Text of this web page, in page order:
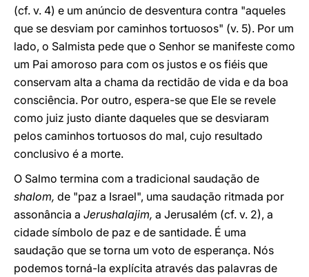
(cf. v. 4) e um anúncio de desventura contra "aqueles
que se desviam por caminhos tortuosos" (v. 5). Por um
lado, o Salmista pede que o Senhor se manifeste como
um Pai amoroso para com os justos e os fiéis que
conservam alta a chama da rectidão de vida e da boa
consciência. Por outro, espera-se que Ele se revele
como juiz justo diante daqueles que se desviaram
pelos caminhos tortuosos do mal, cujo resultado
conclusivo é a morte.
O Salmo termina com a tradicional saudação de
shalom, de "paz a Israel", uma saudação ritmada por
assonância a Jerushalajim, a Jerusalém (cf. v. 2), a
cidade símbolo de paz e de santidade. É uma
saudação que se torna um voto de esperança. Nós
podemos torná-la explícita através das palavras de